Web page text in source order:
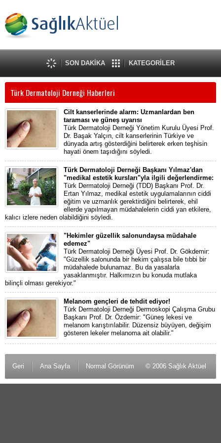
SON DAKİKA KATEGORİLER
Türk Dermatoloji Derneği Haberleri
Cilt kanserlerinde alarm: Uzmanlardan ben
taraması ve güneş uyarısı
Türk Dermatoloji Derneği Yönetim Kurulu Üyesi Prof.
Dr. Başak Yalçın, cilt kanserlerinin Türkiye ve
dünyada artış gösterdiğini belirterek erken teşhisin
hayati önem taşıdığını söyledi.
Türk Dermatoloji Derneği Başkanı Yılmaz'dan
"medikal estetik kursları"yla ilgili değerlendirme:
Türk Dermatoloji Derneği (TDD) Başkanı Prof. Dr.
Ertan Yılmaz, medikal estetik uygulamalarının ciddi
eğitim ve uzmanlık gerektirdiğini belirterek, ehil
ellerde yapılmayan müdahalelerin ciddi yan etkilere,
kalıcı izlere neden olabildiğini söyledi.
"Hekimler güzellik salonundaysa müdahale
edemez"
Türk Dermatoloji Derneği Üyesi Prof. Dr. Gökdemir:
"Güzellik salonunda bir hekim çalışsa bile tıbbi bir
müdahalede bulunamaz. Bu da yasalarla
yasaklanmıştır. Halkımızın bu konuda mutlaka
bilinçli olması gerekiyor."
Melanom gençleri de tehdit ediyor!
Türk Dermatoloji Derneği Dermoskopi Çalışma Grubu
Başkanı Prof. Dr. Özdemir: "Güneş lekesi ve
melanom karıştırılabilir. Düzensiz büyüyen, değişim
gösteren lekeler melanoma ait olabilir."
Geri Ana Sayfa Normal Görünüm © 2006 Sağlık Aktüel